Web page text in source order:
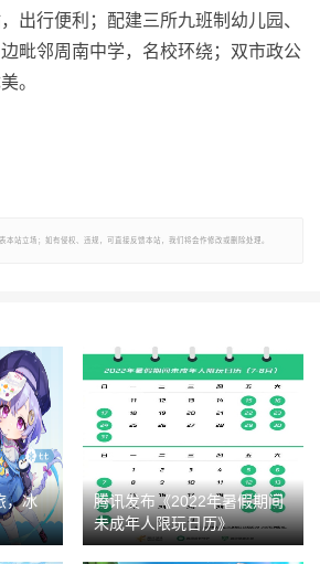
出行便利；配建三所九班制幼儿园、
毗邻周南中学，名校环绕；双市政公
。
本站立场；如有侵权、违规，可直接反馈本站，我们将会作修改或删除处理。
，冰
腾讯发布《2022年暑假期间
未成年人限玩日历》